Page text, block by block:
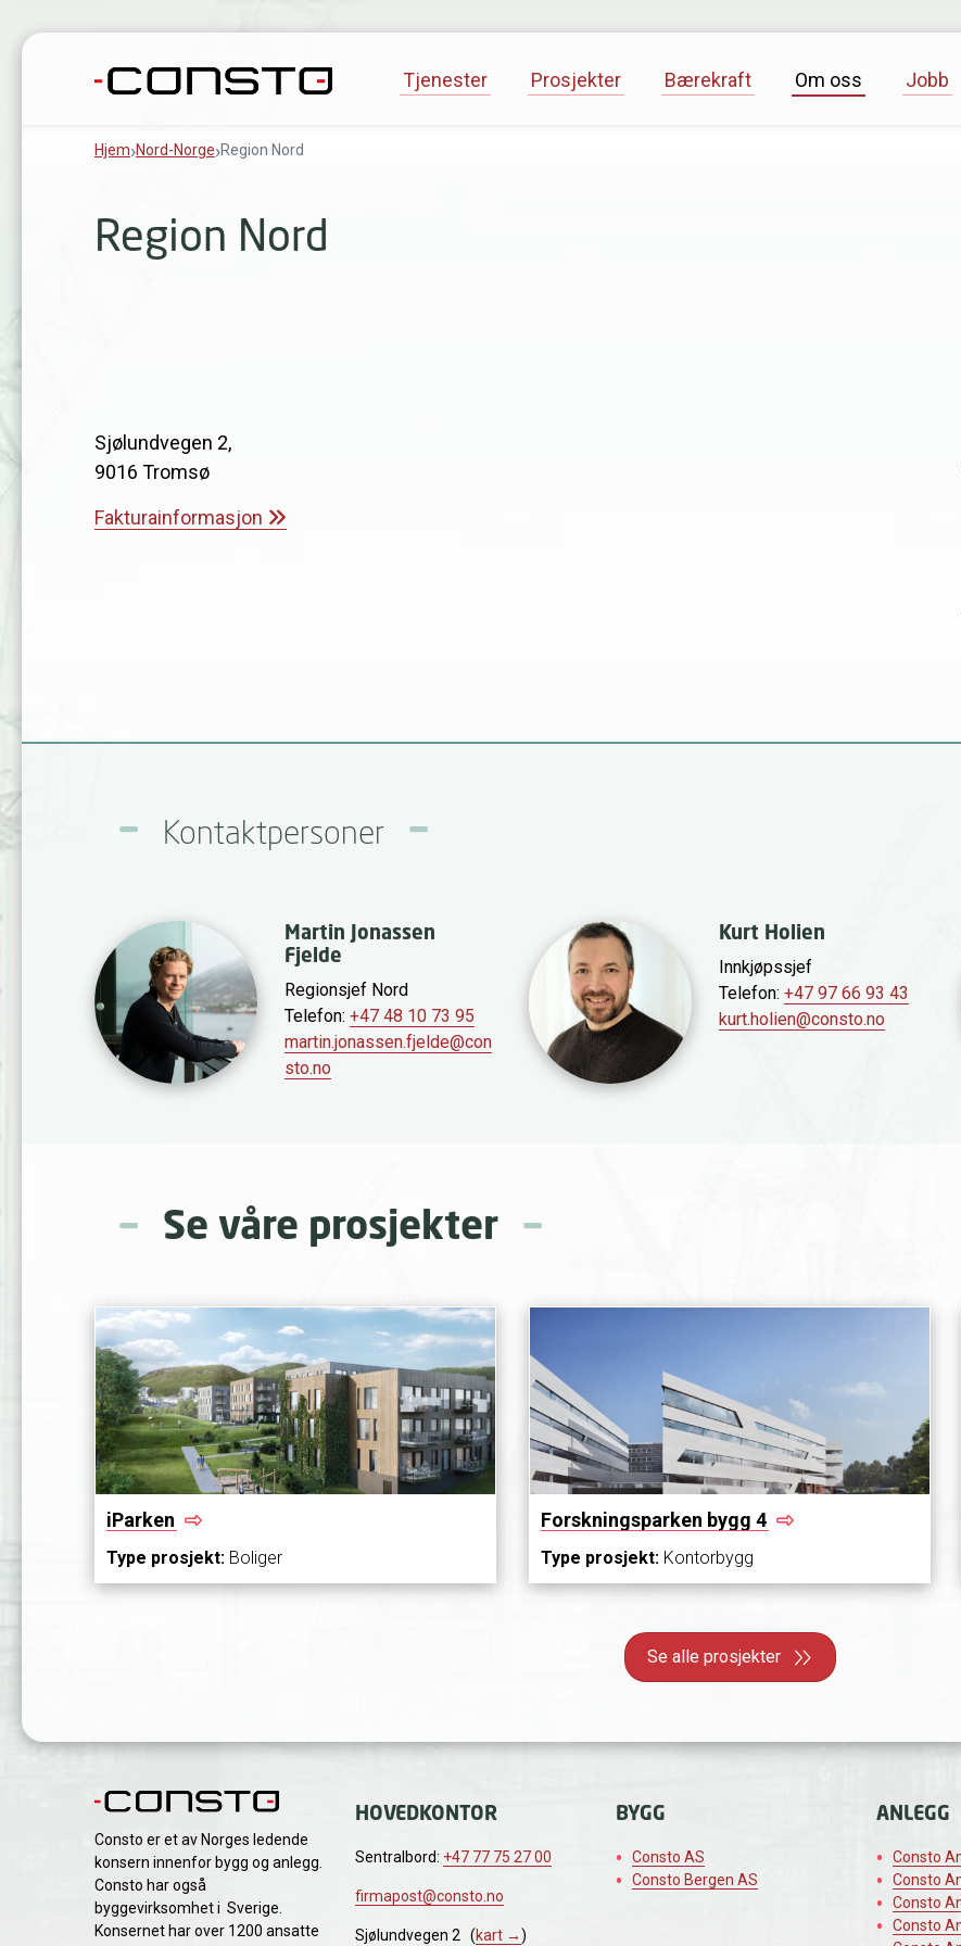
Gå til innhold
Tjenester Prosjekter Bærekraft Om oss Jobb
Hjem Nord-Norge Region Nord
Region Nord
Sjølundvegen 2,
9016 Tromsø
Fakturainformasjon
Kontaktpersoner
Martin Jonassen
Fjelde
Regionsjef Nord
Telefon: +47 48 10 73 95
martin.jonassen.fjelde@con
sto.no
Kurt Holien
Innkjøpssjef
Telefon: +47 97 66 93 43
kurt.holien@consto.no
Se våre prosjekter
iParken
Type prosjekt: Boliger
Forskningsparken bygg 4
Type prosjekt: Kontorbygg
Se alle prosjekter
Consto er et av Norges ledende
konsern innenfor bygg og anlegg.
Consto har også
byggevirksomhet i Sverige.
Konsernet har over 1200 ansatte
HOVEDKONTOR
Sentralbord: +47 77 75 27 00
firmapost@consto.no
Sjølundvegen 2 (kart →)
BYGG
Consto AS
Consto Bergen AS
ANLEGG
Consto
Consto
Consto
Consto